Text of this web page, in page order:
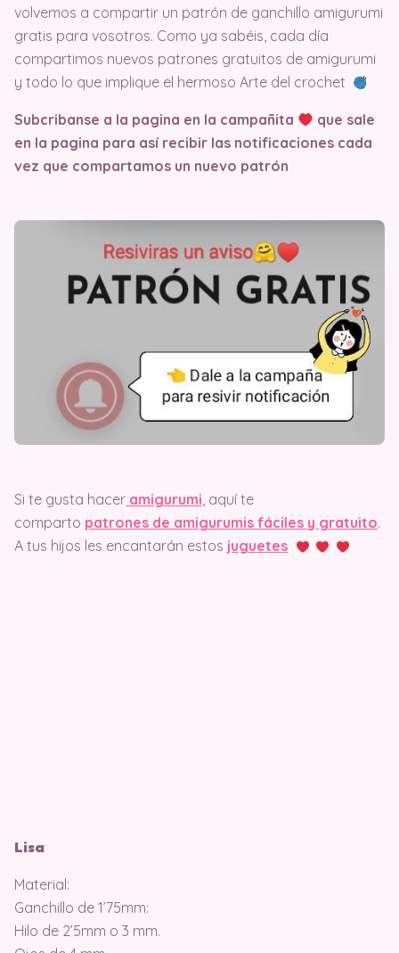
volvemos a compartir un patrón de ganchillo amigurumi
gratis para vosotros. Como ya sabéis, cada día
compartimos nuevos patrones gratuitos de amigurumi
y todo lo que implique el hermoso Arte del crochet
Subcribanse a la pagina en la campañita
que sale
en la pagina para así recibir las notificaciones cada
vez que compartamos un nuevo patrón
Si te gusta hacer amigurumi, aquí te
comparto patrones de amigurumis fáciles y gratuito.
A tus hijos les encantarán estos juguetes
Lisa
Material:
Ganchillo de 1’75mm:
Hilo de 2’5mm o 3 mm.